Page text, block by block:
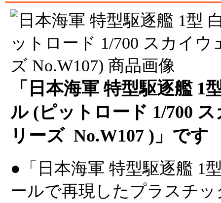
「日本海軍 特型駆逐艦 1
ル (ピットロード 1/700
リーズ No.W107 )」です
●「日本海軍 特型駆逐艦 1
ールで再現したプラスチ